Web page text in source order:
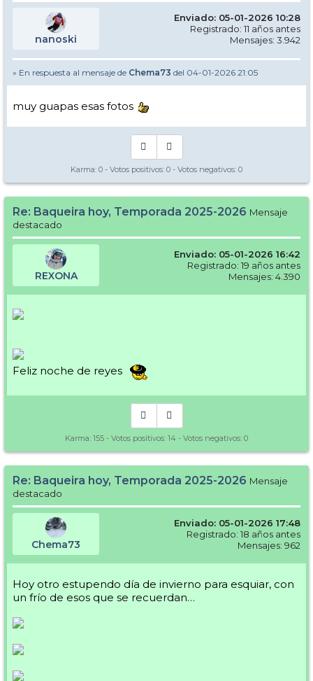
nanoski
Enviado: 05-01-2026 10:28
Registrado: 11 años antes
Mensajes: 3.942
» En respuesta al mensaje de Chema73 del 04-01-2026 21:05
muy guapas esas fotos
Karma: 0 - Votos positivos: 0 - Votos negativos: 0
Re: Baqueira hoy, Temporada 2025-2026 Mensaje
destacado
REXONA
Enviado: 05-01-2026 16:42
Registrado: 19 años antes
Mensajes: 4.390
Feliz noche de reyes
Karma: 155 - Votos positivos: 14 - Votos negativos: 0
Re: Baqueira hoy, Temporada 2025-2026 Mensaje
destacado
Chema73
Enviado: 05-01-2026 17:48
Registrado: 18 años antes
Mensajes: 962
Hoy otro estupendo día de invierno para esquiar, con
un frío de esos que se recuerdan…